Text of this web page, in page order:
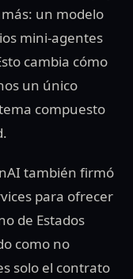
un modelo
mini‑agentes
cambia cómo
un único
compuesto
también firmó
para ofrecer
de Estados
como no
solo el contrato